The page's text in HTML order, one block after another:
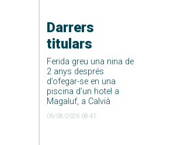
Darrers
titulars
Ferida greu una nina de
2 anys després
d’ofegar-se en una
piscina d’un hotel a
Magaluf, a Calvià
06/08/2026 08:41